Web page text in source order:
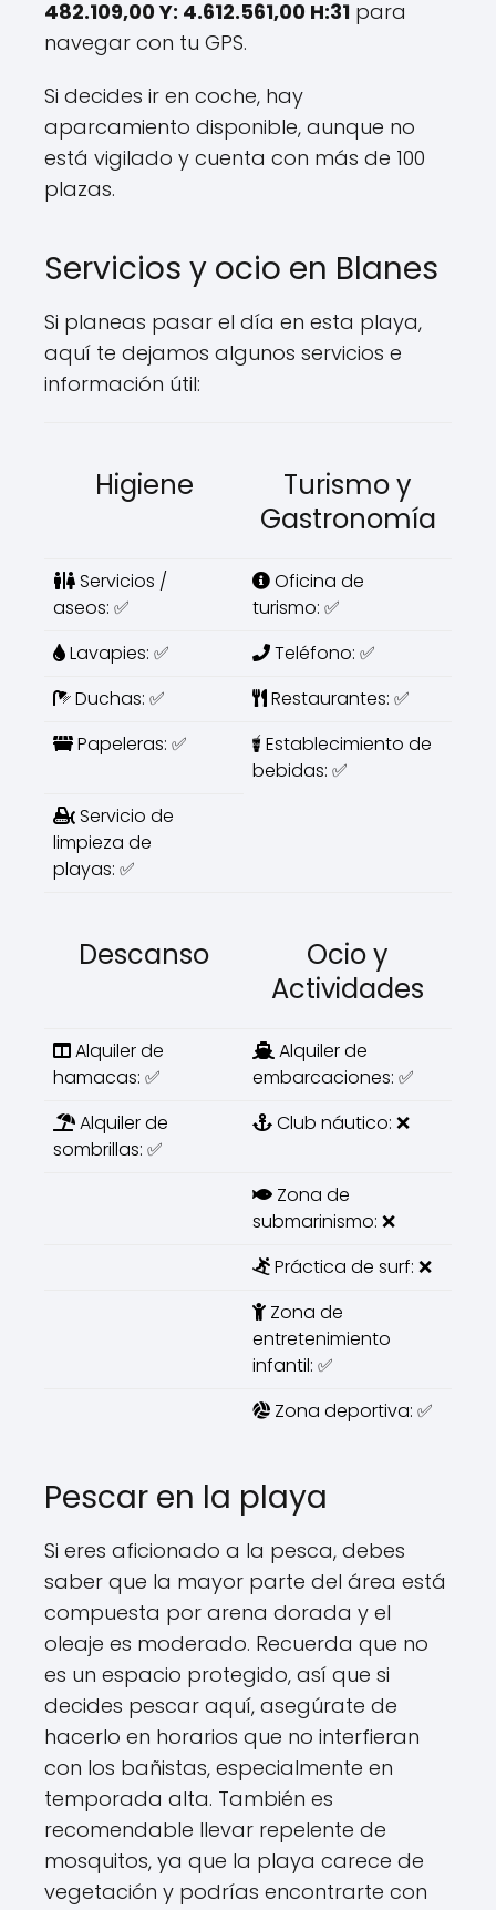
482.109,00 Y: 4.612.561,00 H:31 para
navegar con tu GPS.
Si decides ir en coche, hay
aparcamiento disponible, aunque no
está vigilado y cuenta con más de 100
plazas.
Servicios y ocio en Blanes
Si planeas pasar el día en esta playa,
aquí te dejamos algunos servicios e
información útil:
Higiene
Turismo y
Gastronomía
Servicios /
aseos: ✅
Oficina de
turismo: ✅
Lavapies: ✅
Teléfono: ✅
Duchas: ✅
Restaurantes: ✅
Papeleras: ✅
Establecimiento de
bebidas: ✅
Servicio de
limpieza de
playas: ✅
Descanso
Ocio y
Actividades
Alquiler de
hamacas: ✅
Alquiler de
embarcaciones: ✅
Alquiler de
sombrillas: ✅
Club náutico: ❌
Zona de
submarinismo: ❌
Práctica de surf: ❌
Zona de
entretenimiento
infantil: ✅
Zona deportiva: ✅
Pescar en la playa
Si eres aficionado a la pesca, debes
saber que la mayor parte del área está
compuesta por arena dorada y el
oleaje es moderado. Recuerda que no
es un espacio protegido, así que si
decides pescar aquí, asegúrate de
hacerlo en horarios que no interfieran
con los bañistas, especialmente en
temporada alta. También es
recomendable llevar repelente de
mosquitos, ya que la playa carece de
vegetación y podrías encontrarte con